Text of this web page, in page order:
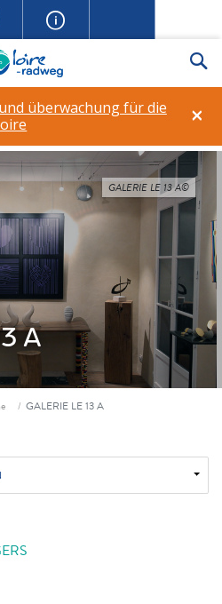
×
überwachung für die
A
GALERIE LE 13 A©
GALERIE LE 13 A